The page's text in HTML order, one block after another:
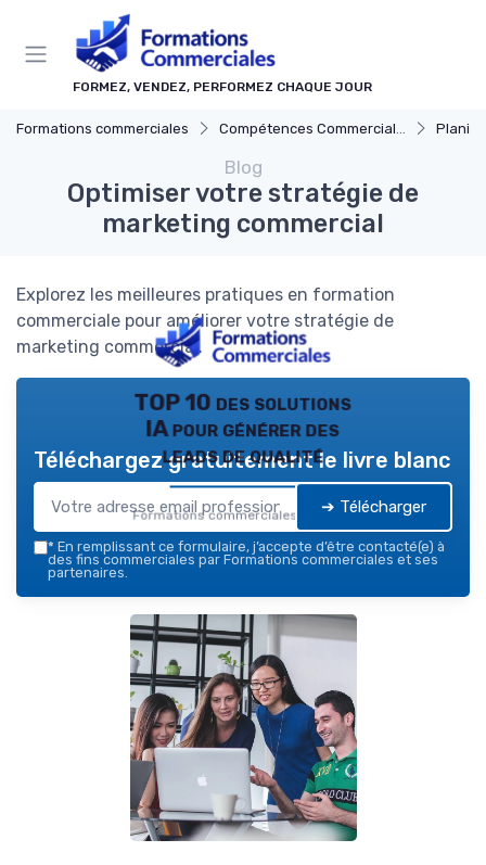
FORMEZ, VENDEZ, PERFORMEZ CHAQUE JOUR
Formations commerciales Compétences Commerciales Clés
Blog
Optimiser votre stratégie de
marketing commercial
Explorez les meilleures pratiques en formation
commerciale pour améliorer votre stratégie de
marketing commercial.
TOP 10 des solutions
IA pour générer des
leads de qualité
Formations commerciales — 2026
Téléchargez gratuitement le livre blanc
➔ Télécharger
* En remplissant ce formulaire, j’accepte d’être contacté(e) à
des fins commerciales par Formations commerciales et ses
partenaires.
Panneau de gestion des cookies